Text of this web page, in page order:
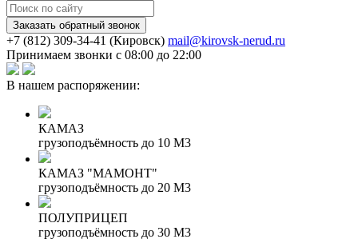
Заказать обратный звонок
(Кировск) mail@kirovsk-nerud.ru
Принимаем звонки с 08:00 до 22:00
В нашем распоряжении:
КАМАЗ
грузоподъёмность до 10 М3
КАМАЗ "МАМОНТ"
грузоподъёмность до 20 М3
ПОЛУПРИЦЕП
грузоподъёмность до 30 М3